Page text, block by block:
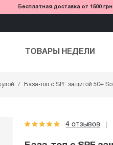
Бесплатная доставка от 1500 грн
ТОВАРЫ НЕДЕЛИ
База-топ с SPF защитой 50+
4 отзывов